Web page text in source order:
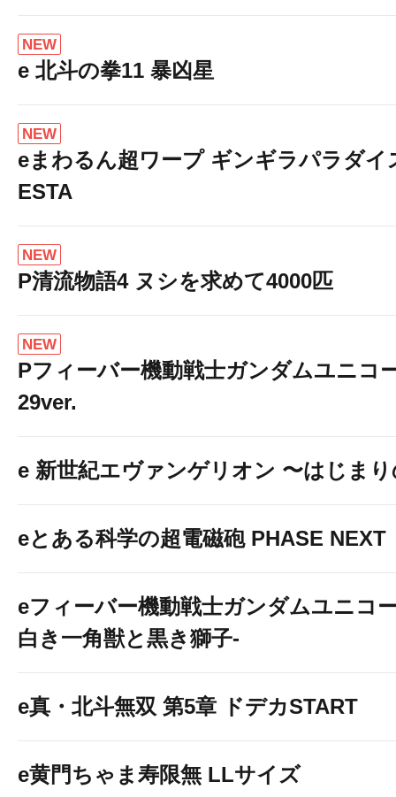
NEW
e 北斗の拳11 暴凶星
NEW
eまわるん超ワープ ギンギラパラダイ
ESTA
NEW
P清流物語4 ヌシを求めて4000匹
NEW
Pフィーバー機動戦士ガンダムユニコ
29ver.
e 新世紀エヴァンゲリオン 〜はじま
eとある科学の超電磁砲 PHASE NEXT
eフィーバー機動戦士ガンダムユニコ
白き一角獣と黒き獅子-
e真・北斗無双 第5章 ドデカSTART
e黄門ちゃま寿限無 LLサイズ